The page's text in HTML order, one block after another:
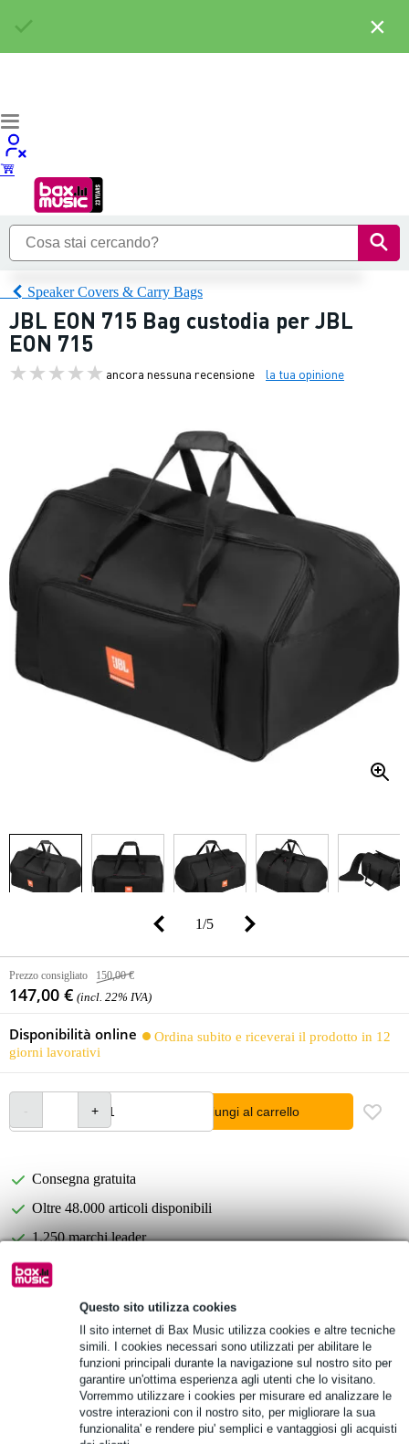
Questo sito utilizza cookies
Il sito internet di Bax Music utilizza cookies e altre tecniche
simili. I cookies necessari sono utilizzati per abilitare le
funzioni principali durante la navigazione sul nostro sito per
garantire un'ottima esperienza agli utenti che lo visitano.
Vorremmo utilizzare i cookies per misurare ed analizzare le
vostre interazioni con il nostro sito, per migliorare la sua
funzionalita' e rendere piu' semplici e vantaggiosi gli acquisti
Speaker Covers & Carry Bags
JBL EON 715 Bag custodia per JBL
EON 715
ancora nessuna recensione la tua opinione
1/5
Prezzo consigliato 150,00 €
147,00 € (incl. 22% IVA)
Disponibilità online
Ordina subito e riceverai il prodotto in 12
giorni lavorativi
Aggiungi al carrello
Consegna gratuita
Oltre 48.000 articoli disponibili
1.250 marchi leader
vantaggi!
7,35 € di premio
Informazioni sul prodotto
esterno robusto e resistente all'acqua: poliestere, 600D
interno morbido: poliestere, 420D, schiuma da 10 mm
×